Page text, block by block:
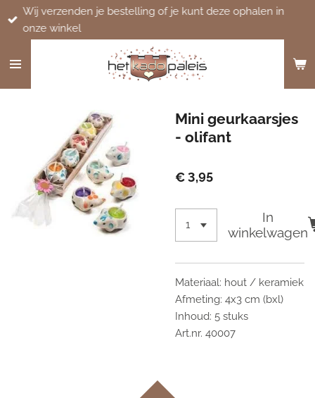
Ga
direct
de
Wij verzenden je bestelling of je kunt deze ophalen in
onze winkel
Mini geurkaarsjes
- olifant
€ 3,95
In
winkelwagen
Materiaal: hout / keramiek
Afmeting: 4x3 cm (bxl)
Inhoud: 5 stuks
Art.nr. 40007